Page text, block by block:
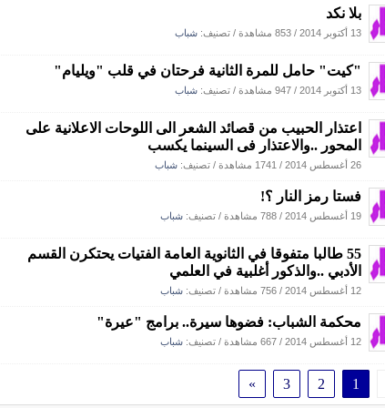
بلا نكد
13 أكتوبر 2014 / 853 مشاهدة / تصنيف: شباب
"كيت" حامل للمرة الثانية فرحتان في قلب "ويليام"
13 أكتوبر 2014 / 947 مشاهدة / تصنيف: شباب
اعتذار الحبيب من قصائد الشعر الى اللوحات الاعلانية على
المحور ..والاعتذار فى السينما يكسب
26 أغسطس 2014 / 1741 مشاهدة / تصنيف: شباب
فستا رمز النار ؟!
19 أغسطس 2014 / 788 مشاهدة / تصنيف: شباب
55 طالبا متفوقا في الثانوية العامة الفتيات يحتكرن القسم
الأدبي ..والذكور أغلبية في العلمي
12 أغسطس 2014 / 756 مشاهدة / تصنيف: شباب
محكمة الشباب: فضوها سيرة.. برامج "عيرة"
12 أغسطس 2014 / 667 مشاهدة / تصنيف: شباب
1
2
3
»